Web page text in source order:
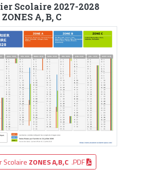
Scolaire 2027-2028
ZONES A, B, C
Scolaire ZONES A,B,C .PDF